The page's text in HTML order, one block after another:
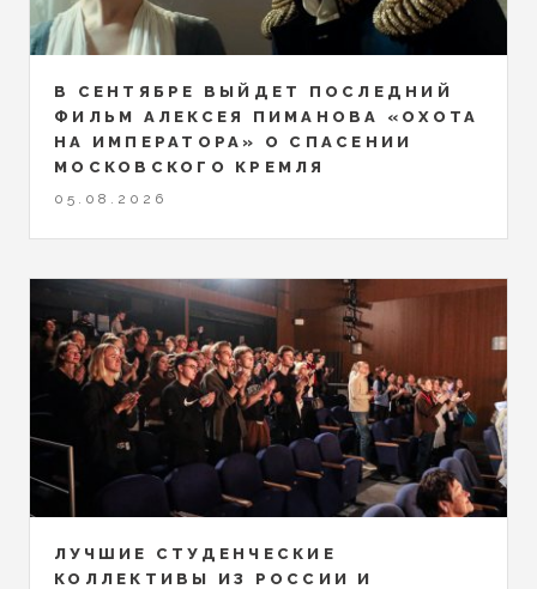
В СЕНТЯБРЕ ВЫЙДЕТ ПОСЛЕДНИЙ
ФИЛЬМ АЛЕКСЕЯ ПИМАНОВА «ОХОТА
НА ИМПЕРАТОРА» О СПАСЕНИИ
МОСКОВСКОГО КРЕМЛЯ
05.08.2026
ЛУЧШИЕ СТУДЕНЧЕСКИЕ
КОЛЛЕКТИВЫ ИЗ РОССИИ И